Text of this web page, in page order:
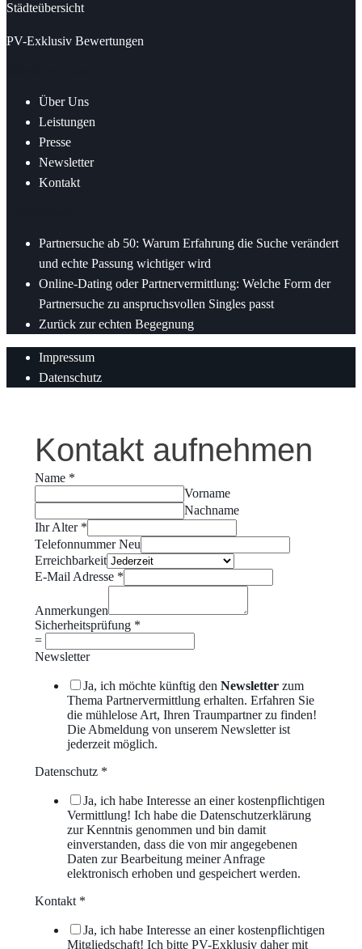
Städteübersicht
PV-Exklusiv Bewertungen
Über Uns
Leistungen
Presse
Newsletter
Kontakt
Partnersuche ab 50: Warum Erfahrung die Suche verändert
und echte Passung wichtiger wird
Online-Dating oder Partnervermittlung: Welche Form der
Partnersuche zu anspruchsvollen Singles passt
Zurück zur echten Begegnung
Impressum
Datenschutz
Kontakt aufnehmen
Name *
Vorname
Nachname
Ihr Alter *
Telefonnummer Neu
Erreichbarkeit
E-Mail Adresse *
Anmerkungen
Sicherheitsprüfung *
=
Newsletter
Ja, ich möchte künftig den Newsletter zum
Thema Partnervermittlung erhalten. Erfahren Sie
die mühlelose Art, Ihren Traumpartner zu finden!
Die Abmeldung von unserem Newsletter ist
jederzeit möglich.
Datenschutz *
Ja, ich habe Interesse an einer kostenpflichtigen
Vermittlung! Ich habe die Datenschutzerklärung
zur Kenntnis genommen und bin damit
einverstanden, dass die von mir angegebenen
Daten zur Bearbeitung meiner Anfrage
elektronisch erhoben und gespeichert werden.
Kontakt *
Ja, ich habe Interesse an einer kostenpflichtigen
Mitgliedschaft! Ich bitte PV-Exklusiv daher mit